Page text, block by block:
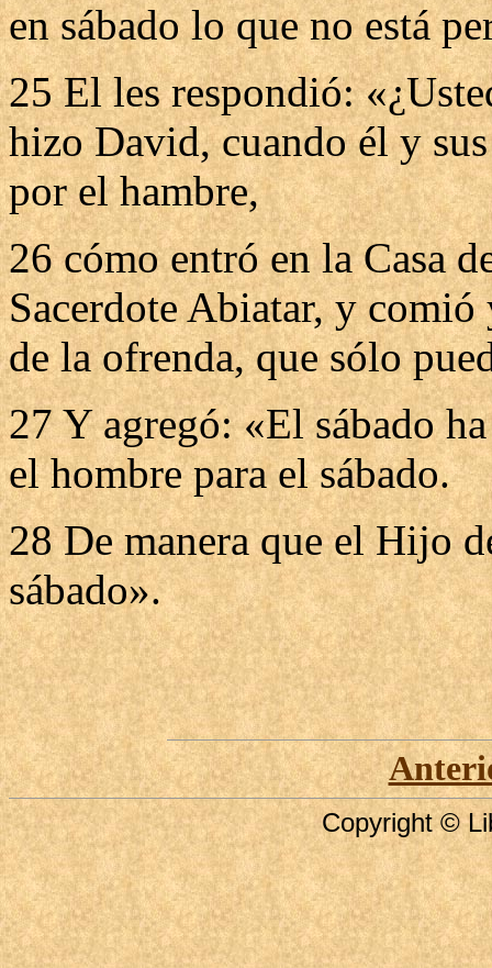
en sábado lo que no está
25 El les respondió:
hizo David, cuando él y
por el hambre,
26 cómo entró en la Casa
Sacerdote Abiatar, y comió
de la ofrenda, que sólo
27 Y agregó: «El sábado
el hombre para el sábado.
28 De manera que el Hijo
sábado».
Copyright ©